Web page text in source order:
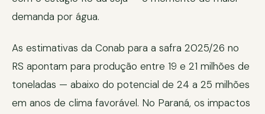
demanda por água.
As estimativas da Conab para a safra 2025/26 no
RS apontam para produção entre 19 e 21 milhões de
toneladas — abaixo do potencial de 24 a 25 milhões
em anos de clima favorável. No Paraná, os impactos